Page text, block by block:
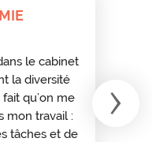
le cabinet
la diversité
qu’on me
mon travail :
tâches et de
›